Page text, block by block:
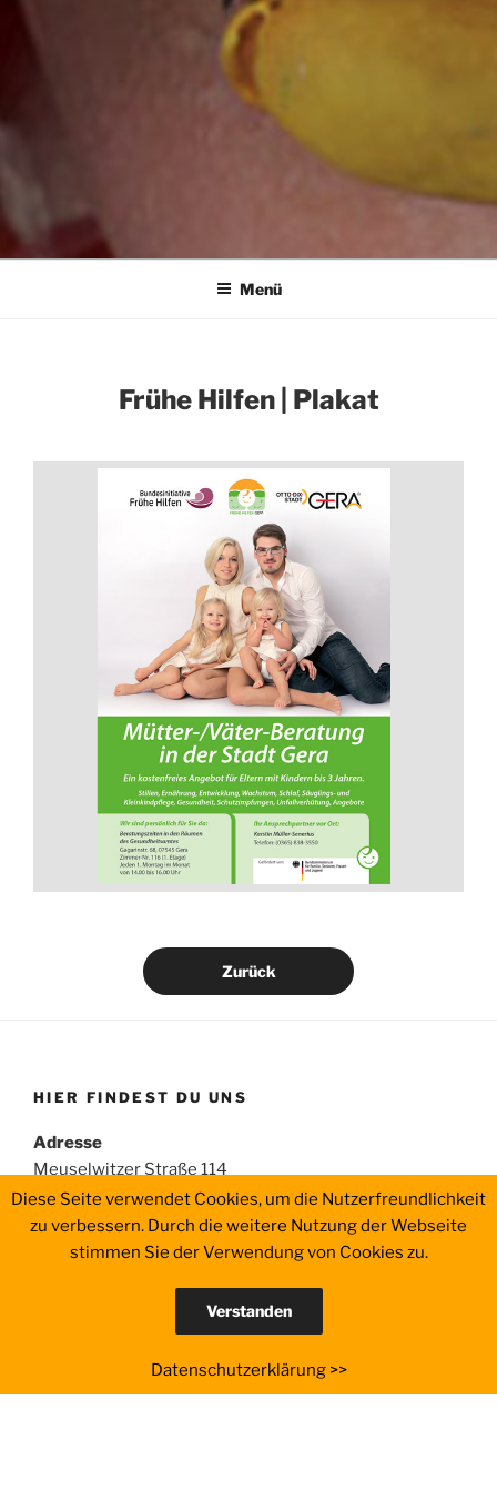
Menü
Frühe Hilfen | Plakat
Zurück
HIER FINDEST DU UNS
Adresse
Meuselwitzer Straße 114
07546 Gera
Telefon
Diese Seite verwendet Cookies, um die Nutzerfreundlichkeit
zu verbessern. Durch die weitere Nutzung der Webseite
stimmen Sie der Verwendung von Cookies zu.
Verstanden
Datenschutzerklärung >>